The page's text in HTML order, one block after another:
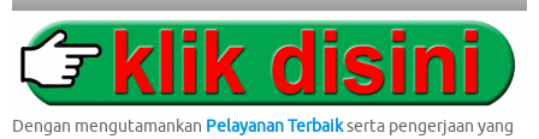
Dengan mengutamankan Pelayanan Terbaikserta pengerjaan yang